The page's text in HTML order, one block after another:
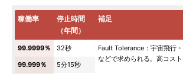
稼働率
停止時間
（年間）
補足
99.9999％ 32秒
Fault Tolerance：宇宙飛行
などで求められる。高コスト
99.999％
5分15秒